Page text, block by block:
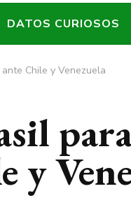
DATOS CURIOSOS
Chile y Venezuela
y